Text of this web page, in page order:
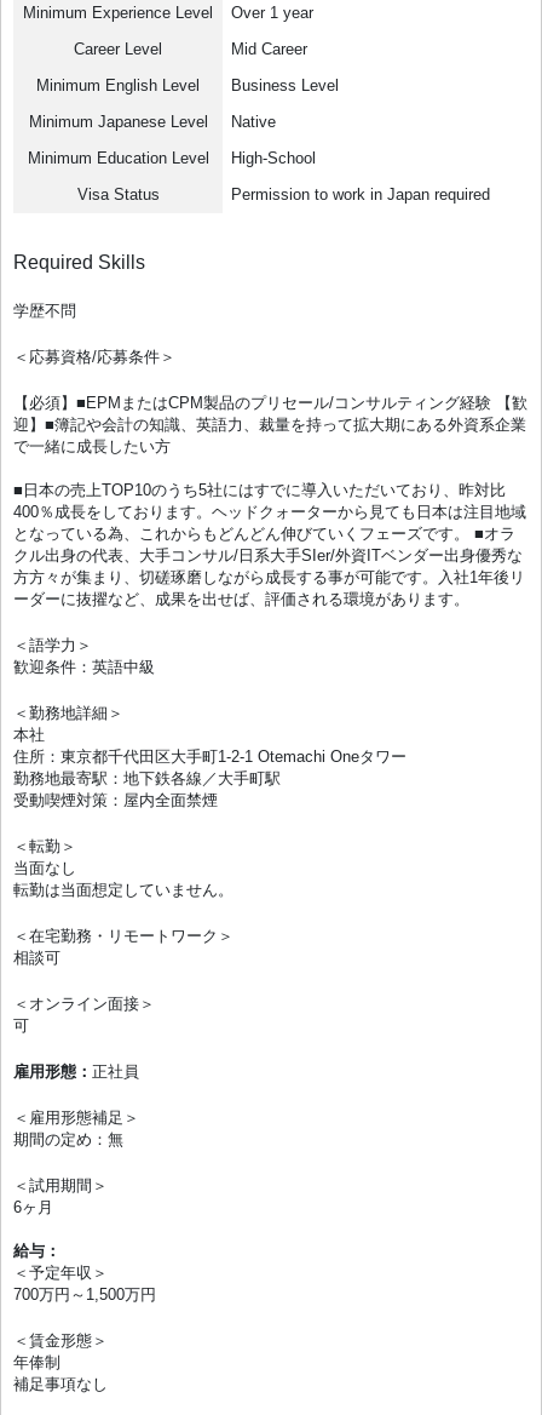
Minimum Experience Level
Over 1 year
Career Level
Mid Career
Minimum English Level
Business Level
Minimum Japanese Level
Native
Minimum Education Level
High-School
Visa Status
Permission to work in Japan required
Required Skills
学歴不問
＜応募資格/応募条件＞
【必須】■EPMまたはCPM製品のプリセール/コンサルティング経験 【歓
迎】■簿記や会計の知識、英語力、裁量を持って拡大期にある外資系企業
で一緒に成長したい方
■日本の売上TOP10のうち5社にはすでに導入いただいており、昨対比
400％成長をしております。ヘッドクォーターから見ても日本は注目地域
となっている為、これからもどんどん伸びていくフェーズです。 ■オラ
クル出身の代表、大手コンサル/日系大手SIer/外資ITベンダー出身優秀な
方方々が集まり、切磋琢磨しながら成長する事が可能です。入社1年後リ
ーダーに抜擢など、成果を出せば、評価される環境があります。
＜語学力＞
歓迎条件：英語中級
＜勤務地詳細＞
本社
住所：東京都千代田区大手町1-2-1 Otemachi Oneタワー
勤務地最寄駅：地下鉄各線／大手町駅
受動喫煙対策：屋内全面禁煙
＜転勤＞
当面なし
転勤は当面想定していません。
＜在宅勤務・リモートワーク＞
相談可
＜オンライン面接＞
可
雇用形態： 正社員
＜雇用形態補足＞
期間の定め：無
＜試用期間＞
6ヶ月
給与：
＜予定年収＞
700万円～1,500万円
＜賃金形態＞
年俸制
補足事項なし